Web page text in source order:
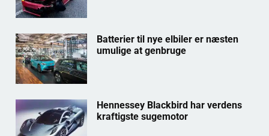
Batterier til nye elbiler er næsten
umulige at genbruge
Hennessey Blackbird har verdens
kraftigste sugemotor